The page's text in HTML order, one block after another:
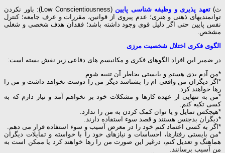
ث)تعهد پذیری و وظیفه شناسی پایین
(Low Conscientiousness): باور نکردن
توانمندیهای ذهنی و هنری؛ عدم پیروی از قوانین، مقررات و عرف جامعه؛ کنترل
نفس پایین حتی اگر دلیل قوی وجود داشته باشد؛ فقدان هدف شخصی و شغلی
مشخص.
الگوی فکری اختلال شخصیت مرزی
در ضمیر این افراد الگوهای فکری و مکانیسم های دفاعی زیر نقش بسته است:
*من آدم بدی هستم و بایستی بخاطر آن تنبیه شوم.
*اگر دیگران من واقعی ام را بشناسد دیگر من را دوست نخواهد داشت و من را
رها خواهند کرد.
*من به تنهایی از عهده کارها و مشکلات خود بر نخواهم آمد و نیاز دارم که به
کسی تکیه کنم.
*هیچکس تمایل و یا توان کمک کردن به من را ندارد.
*دیگران بدجنس هستند و قصد سوء استفاده دارند.
*اگر به کسی اعتماد کنم خود را در معرض آسیب و سوء استفاده قرار می دهم.
*من بایستی رفتارها، احساسات و نیازهای خود را با خواسته و تمایلات دیگران
هماهنگ و تعدیل کنم، درغیر این صورت من را رها خواهند کرد یا ممکن است به
من آسیب برسانند.